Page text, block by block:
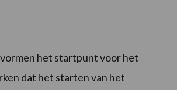
het startpunt voor het
dat het starten van het